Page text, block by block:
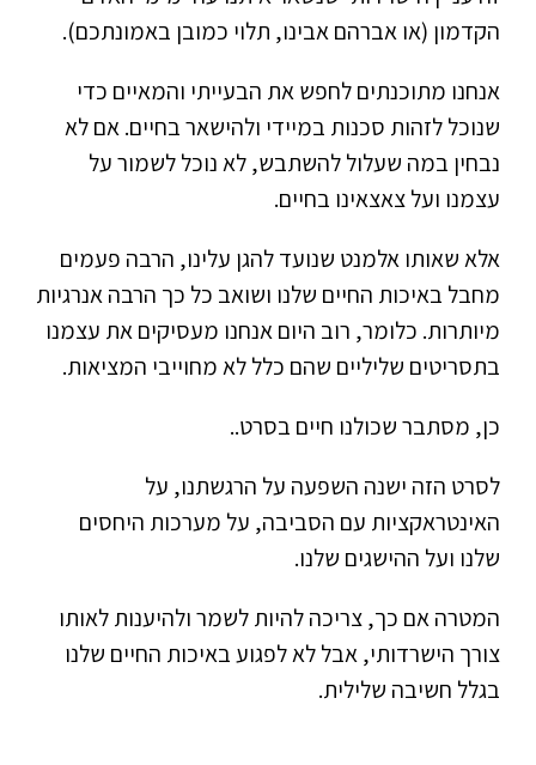
הקדמון (או אברהם אבינו, תלוי כמובן באמונתכם).
אנחנו מתוכנתים לחפש את הבעייתי והמאיים כדי
שנוכל לזהות סכנות במיידי ולהישאר בחיים. אם לא
נבחין במה שעלול להשתבש, לא נוכל לשמור על
עצמנו ועל צאצאינו בחיים.
אלא שאותו אלמנט שנועד להגן עלינו, הרבה פעמים
מחבל באיכות החיים שלנו ושואב כל כך הרבה אנרגיות
מיותרות. כלומר, רוב היום אנחנו מעסיקים את עצמנו
בתסריטים שליליים שהם כלל לא מחוייבי המציאות.
כן, מסתבר שכולנו חיים בסרט..
לסרט הזה ישנה השפעה על הרגשתנו, על
האינטראקציות עם הסביבה, על מערכות היחסים
שלנו ועל ההישגים שלנו.
המטרה אם כך, צריכה להיות לשמר ולהיענות לאותו
צורך הישרדותי, אבל לא לפגוע באיכות החיים שלנו
בגלל חשיבה שלילית.